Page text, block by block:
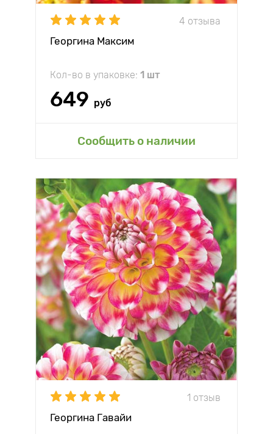
4 отзыва
Георгина Максим
Кол-во в упаковке: 1 шт
649 руб
Сообщить о наличии
1 отзыв
Георгина Гавайи